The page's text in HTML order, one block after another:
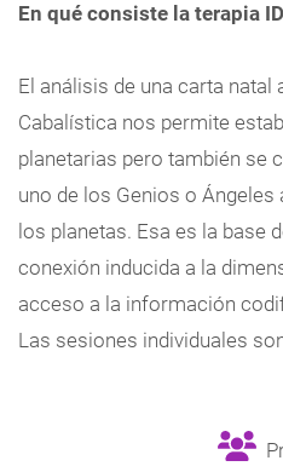
En qué consiste la terapia
El análisis de una carta natal
Cabalística nos permite
planetarias pero también se
uno de los Genios o
los planetas. Esa es la base
conexión inducida a la
acceso a la información
Las sesiones individuales